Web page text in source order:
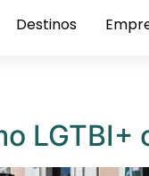
Destinos